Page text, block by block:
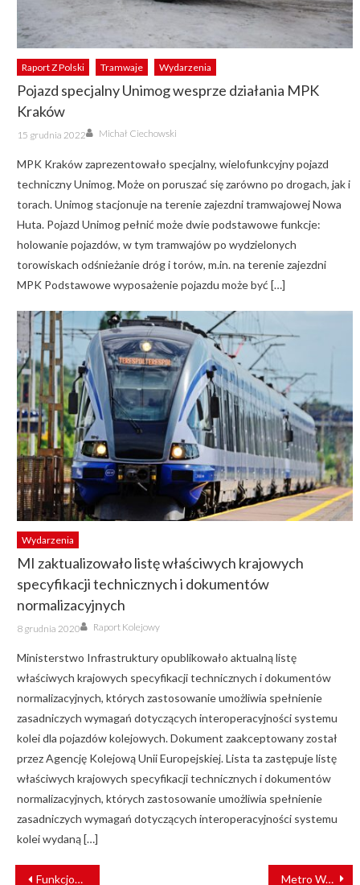
Raport Z Polski Tramwaje Wydarzenia
Pojazd specjalny Unimog wesprze działania MPK
Kraków
Posted
on
15 grudnia 2022 Author
Michał Ciechowski
MPK Kraków zaprezentowało specjalny, wielofunkcyjny pojazd
techniczny Unimog. Może on poruszać się zarówno po drogach, jak i
torach. Unimog stacjonuje na terenie zajezdni tramwajowej Nowa
Huta. Pojazd Unimog pełnić może dwie podstawowe funkcje:
holowanie pojazdów, w tym tramwajów po wydzielonych
torowiskach odśnieżanie dróg i torów, m.in. na terenie zajezdni
MPK Podstawowe wyposażenie pojazdu może być […]
Wydarzenia
MI zaktualizowało listę właściwych krajowych
specyfikacji technicznych i dokumentów
normalizacyjnych
Posted
on
8 grudnia 2020 Author
Raport Kolejowy
Ministerstwo Infrastruktury opublikowało aktualną listę
właściwych krajowych specyfikacji technicznych i dokumentów
normalizacyjnych, których zastosowanie umożliwia spełnienie
zasadniczych wymagań dotyczących interoperacyjności systemu
kolei dla pojazdów kolejowych. Dokument zaakceptowany został
przez Agencję Kolejową Unii Europejskiej. Lista ta zastępuje listę
właściwych krajowych specyfikacji technicznych i dokumentów
normalizacyjnych, których zastosowanie umożliwia spełnienie
zasadniczych wymagań dotyczących interoperacyjności systemu
kolei wydaną […]
NAWIGACJA
Funkcjonariusze SOK zatrzymali w centrum Bydgoszczy nietrzeźwego kierowcę Metro Warszawskie wybrało wykonawcę prac przedprojektowych I etapu III linii metra